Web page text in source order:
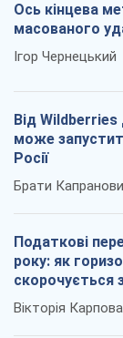
Ось кінцева
масованого
Ігор Чернецький
Від
може
Росії
Брати Капранови
Податкові
року: як
скорочується
Вікторія Карпова